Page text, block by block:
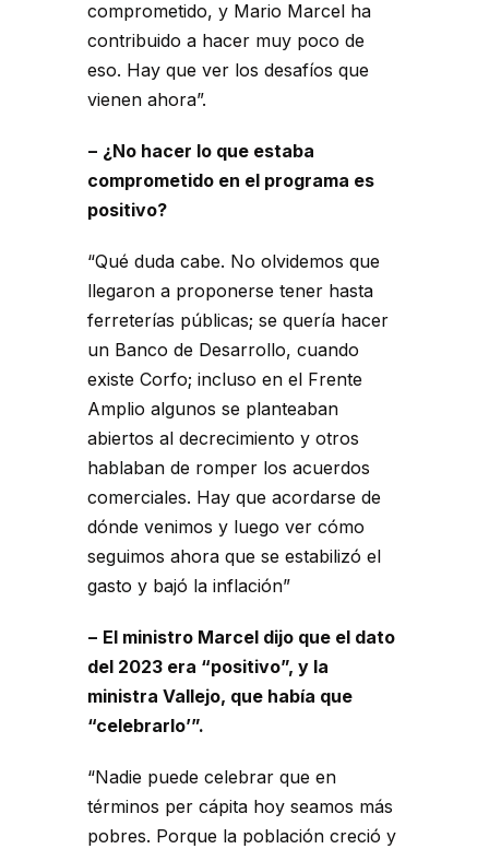
comprometido, y Mario Marcel ha
contribuido a hacer muy poco de
eso. Hay que ver los desafíos que
vienen ahora”.
− ¿No hacer lo que estaba
comprometido en el programa es
positivo?
“Qué duda cabe. No olvidemos que
llegaron a proponerse tener hasta
ferreterías públicas; se quería hacer
un Banco de Desarrollo, cuando
existe Corfo; incluso en el Frente
Amplio algunos se planteaban
abiertos al decrecimiento y otros
hablaban de romper los acuerdos
comerciales. Hay que acordarse de
dónde venimos y luego ver cómo
seguimos ahora que se estabilizó el
gasto y bajó la inflación”
− El ministro Marcel dijo que el dato
del 2023 era “positivo”, y la
ministra Vallejo, que había que
“celebrarlo’”.
“Nadie puede celebrar que en
términos per cápita hoy seamos más
pobres. Porque la población creció y